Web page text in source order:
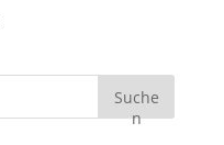
Suche
n